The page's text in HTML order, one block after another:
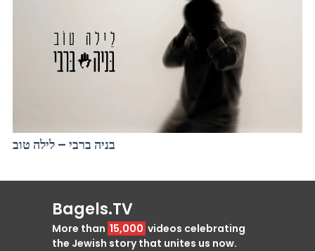
בניה ברבי – לילה טוב
Bagels.TV
More than 15,000 videos celebrating
the Jewish story that unites us now.